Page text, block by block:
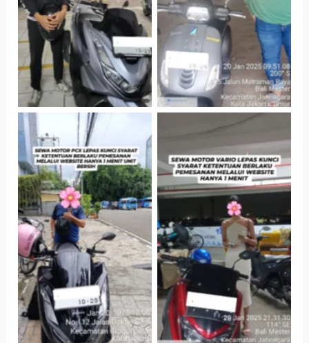
Selatan
Parkir P6A
Antar Jemput
Kendaraan
Cityplaza
Jatinegara Gedung
Parkir P6A